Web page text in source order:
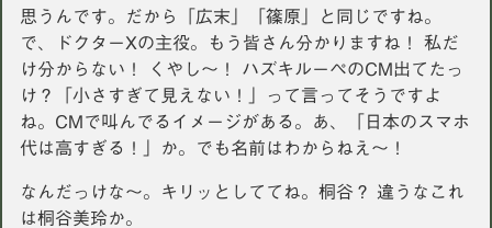
思うんです。だから「広末」「篠原」と同じですね。
で、ドクターXの主役。もう皆さん分かりますね！ 私だ
け分からない！ くやし〜！ ハズキルーペのCM出てたっ
け？「小さすぎて見えない！」って言ってそうですよ
ね。CMで叫んでるイメージがある。あ、「日本のスマホ
代は高すぎる！」か。でも名前はわからねえ〜！
なんだっけな〜。キリッとしててね。桐谷？ 違うなこれ
は桐谷美玲か。